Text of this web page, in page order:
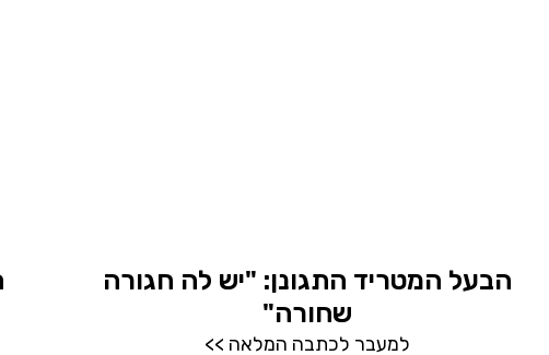
הבעל המטריד התגונן: "יש לה חגורה
שחורה"
למעבר לכתבה המלאה >>